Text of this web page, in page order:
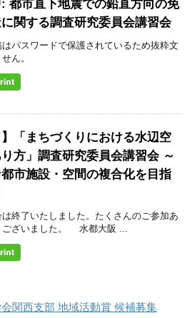
都市直下地震での鉛直方向の免
関する調査研究委員会講習会
はパスワードで保護されているため抜粋文
ん。
】「まちづくりにおける水辺空
方」調査研究委員会講習会 ～
市施設・空間の複合化を目指
終了いたしました。たくさんのご参加あ
ございました。 水都大阪 ...
関西支部 地域活動賞 候補募集